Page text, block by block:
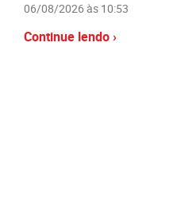
06/08/2026 às 10:53
Continue lendo ›